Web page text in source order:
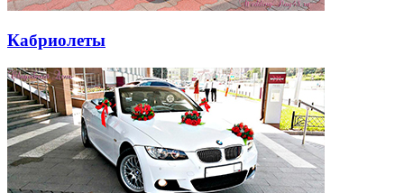
Кабриолеты